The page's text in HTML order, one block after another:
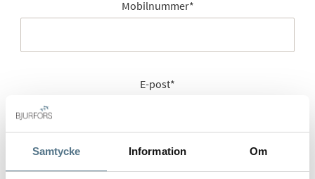
Samtycke Information Om
Mobilnummer*
E-post*